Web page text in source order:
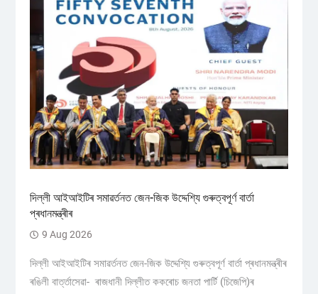
দিল্লী আইআইটিৰ সমাৱৰ্তনত জেন-জিক উদ্দেশ্যি গুৰুত্বপূৰ্ণ বাৰ্তা
প্ৰধানমন্ত্ৰীৰ
9 Aug 2026
দিল্লী আইআইটিৰ সমাৱৰ্তনত জেন-জিক উদ্দেশ্যি গুৰুত্বপূৰ্ণ বাৰ্তা প্ৰধানমন্ত্ৰীৰ
ৰঙিলী বাৰ্ত্তাসেৱা- ৰাজধানী দিল্লীত ককৰোচ জনতা পাৰ্টি (চিজেপি)ৰ